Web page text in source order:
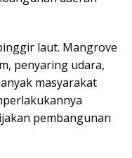
laut. Mangrove
penyaring udara,
masyarakat
pembangunan